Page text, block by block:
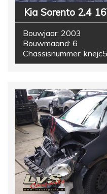
Kia Sorento 2.4
Bouwjaar: 2003
Bouwmaand: 6
Chassisnummer: